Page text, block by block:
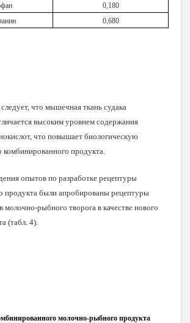
0,180
0,680
что мышечная ткань судака
высоким уровнем содержания
что повышает биологическую
комбинированного продукта.
опытов по разработке рецептуры
продукта были апробированы рецептуры
рыбного творога в качестве нового
(табл. 4).
молочно-рыбного продукта